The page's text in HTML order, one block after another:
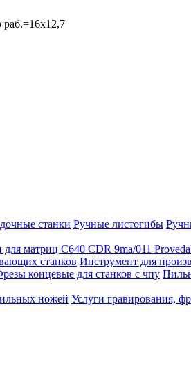
раб.=16x12,7
станки Ручные листогибы
матриц C640 CDR 9ma/011
станков Инструмент для
концевые для станков с чпу
ножей Услуги гравирования,